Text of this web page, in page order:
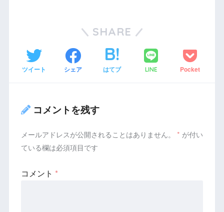
SHARE
ツイート シェア はてブ LINE Pocket
コメントを残す
メールアドレスが公開されることはありません。 * が付い
ている欄は必須項目です
コメント *